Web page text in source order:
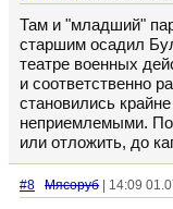
Там и "младший"
старшим осадил
театре военных
и соответственно
становились
неприемлемыми.
или отложить, до
#8 Мясоруб | 14:09